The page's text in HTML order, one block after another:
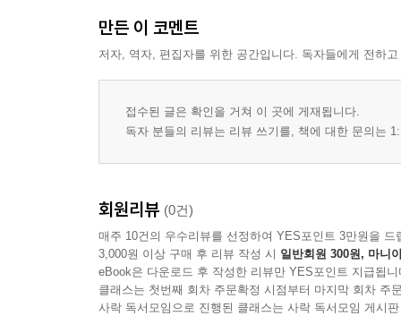
나를 바라보는 시간의 가치
윤곽을 결정하는 요소들
손으로 만드는 얼굴 변화의 힘
Chpter IV. 얼굴형은 어떻게 만들어지는가
살아있는 얼굴뼈
두개골이 만드는 인상
작은얼굴과 큰얼굴
얼굴 생체역학
만든 이 코멘트
저자, 역자, 편집자를 위한 공간입니다. 독자들에게 전하
접수된 글은 확인을 거쳐 이 곳에 게재됩니다.
독자 분들의 리뷰는 리뷰 쓰기를, 책에 대한 문의는
회원리뷰 (0건)
매주 10건의 우수리뷰를 선정하여 YES포인트 3만원을 드
3,000원 이상 구매 후 리뷰 작성 시 일반회원 300원, 마니
eBook은 다운로드 후 작성한 리뷰만 YES포인트 지급됩니
클래스는 첫번째 회차 주문확정 시점부터 마지막 회차 주
사락 독서모임으로 진행된 클래스는 사락 독서모임 게시